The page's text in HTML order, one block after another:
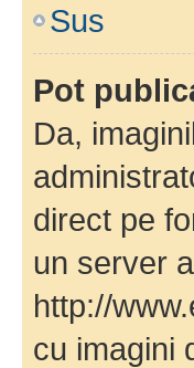
Sus
Pot
Da,
direct pe
un server
http://
cu imagini